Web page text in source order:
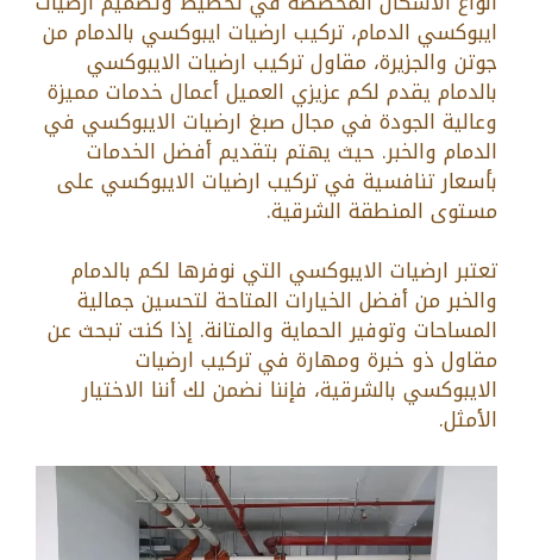
ايبوكسي الدمام، تركيب ارضيات ايبوكسي بالدمام من
جوتن والجزيرة، مقاول تركيب ارضيات الايبوكسي
بالدمام يقدم لكم عزيزي العميل أعمال خدمات مميزة
وعالية الجودة في مجال صبغ ارضيات الايبوكسي في
الدمام والخبر. حيث يهتم بتقديم أفضل الخدمات
بأسعار تنافسية في تركيب ارضيات الايبوكسي على
مستوى المنطقة الشرقية.
تعتبر ارضيات الايبوكسي التي نوفرها لكم بالدمام
والخبر من أفضل الخيارات المتاحة لتحسين جمالية
المساحات وتوفير الحماية والمتانة. إذا كنت تبحث عن
مقاول ذو خبرة ومهارة في تركيب ارضيات
الايبوكسي بالشرقية، فإننا نضمن لك أننا الاختيار
الأمثل.